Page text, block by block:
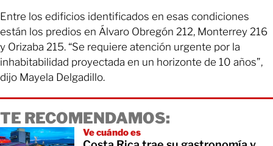
Entre los edificios identificados en esas condiciones
están los predios en Álvaro Obregón 212, Monterrey 216
y Orizaba 215. “Se requiere atención urgente por la
inhabitabilidad proyectada en un horizonte de 10 años”,
dijo Mayela Delgadillo.
TE RECOMENDAMOS:
Ve cuándo es